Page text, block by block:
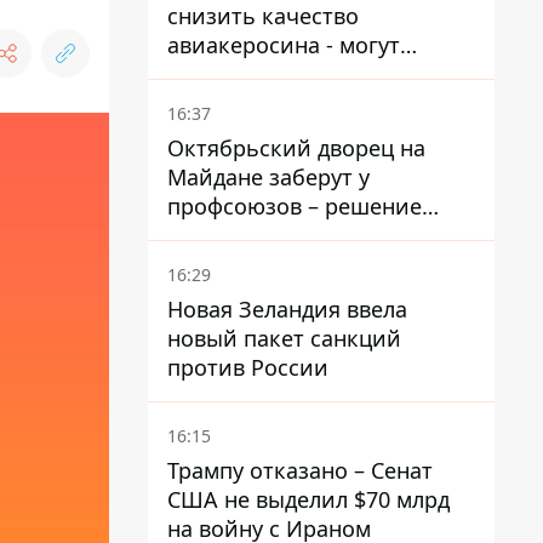
снизить качество
авиакеросина - могут
появиться проблемы с
самолетами в Якутию
16:37
Октябрьский дворец на
Майдане заберут у
профсоюзов – решение
Хозяйственного суда
16:29
Новая Зеландия ввела
новый пакет санкций
против России
16:15
Трампу отказано – Сенат
США не выделил $70 млрд
на войну с Ираном